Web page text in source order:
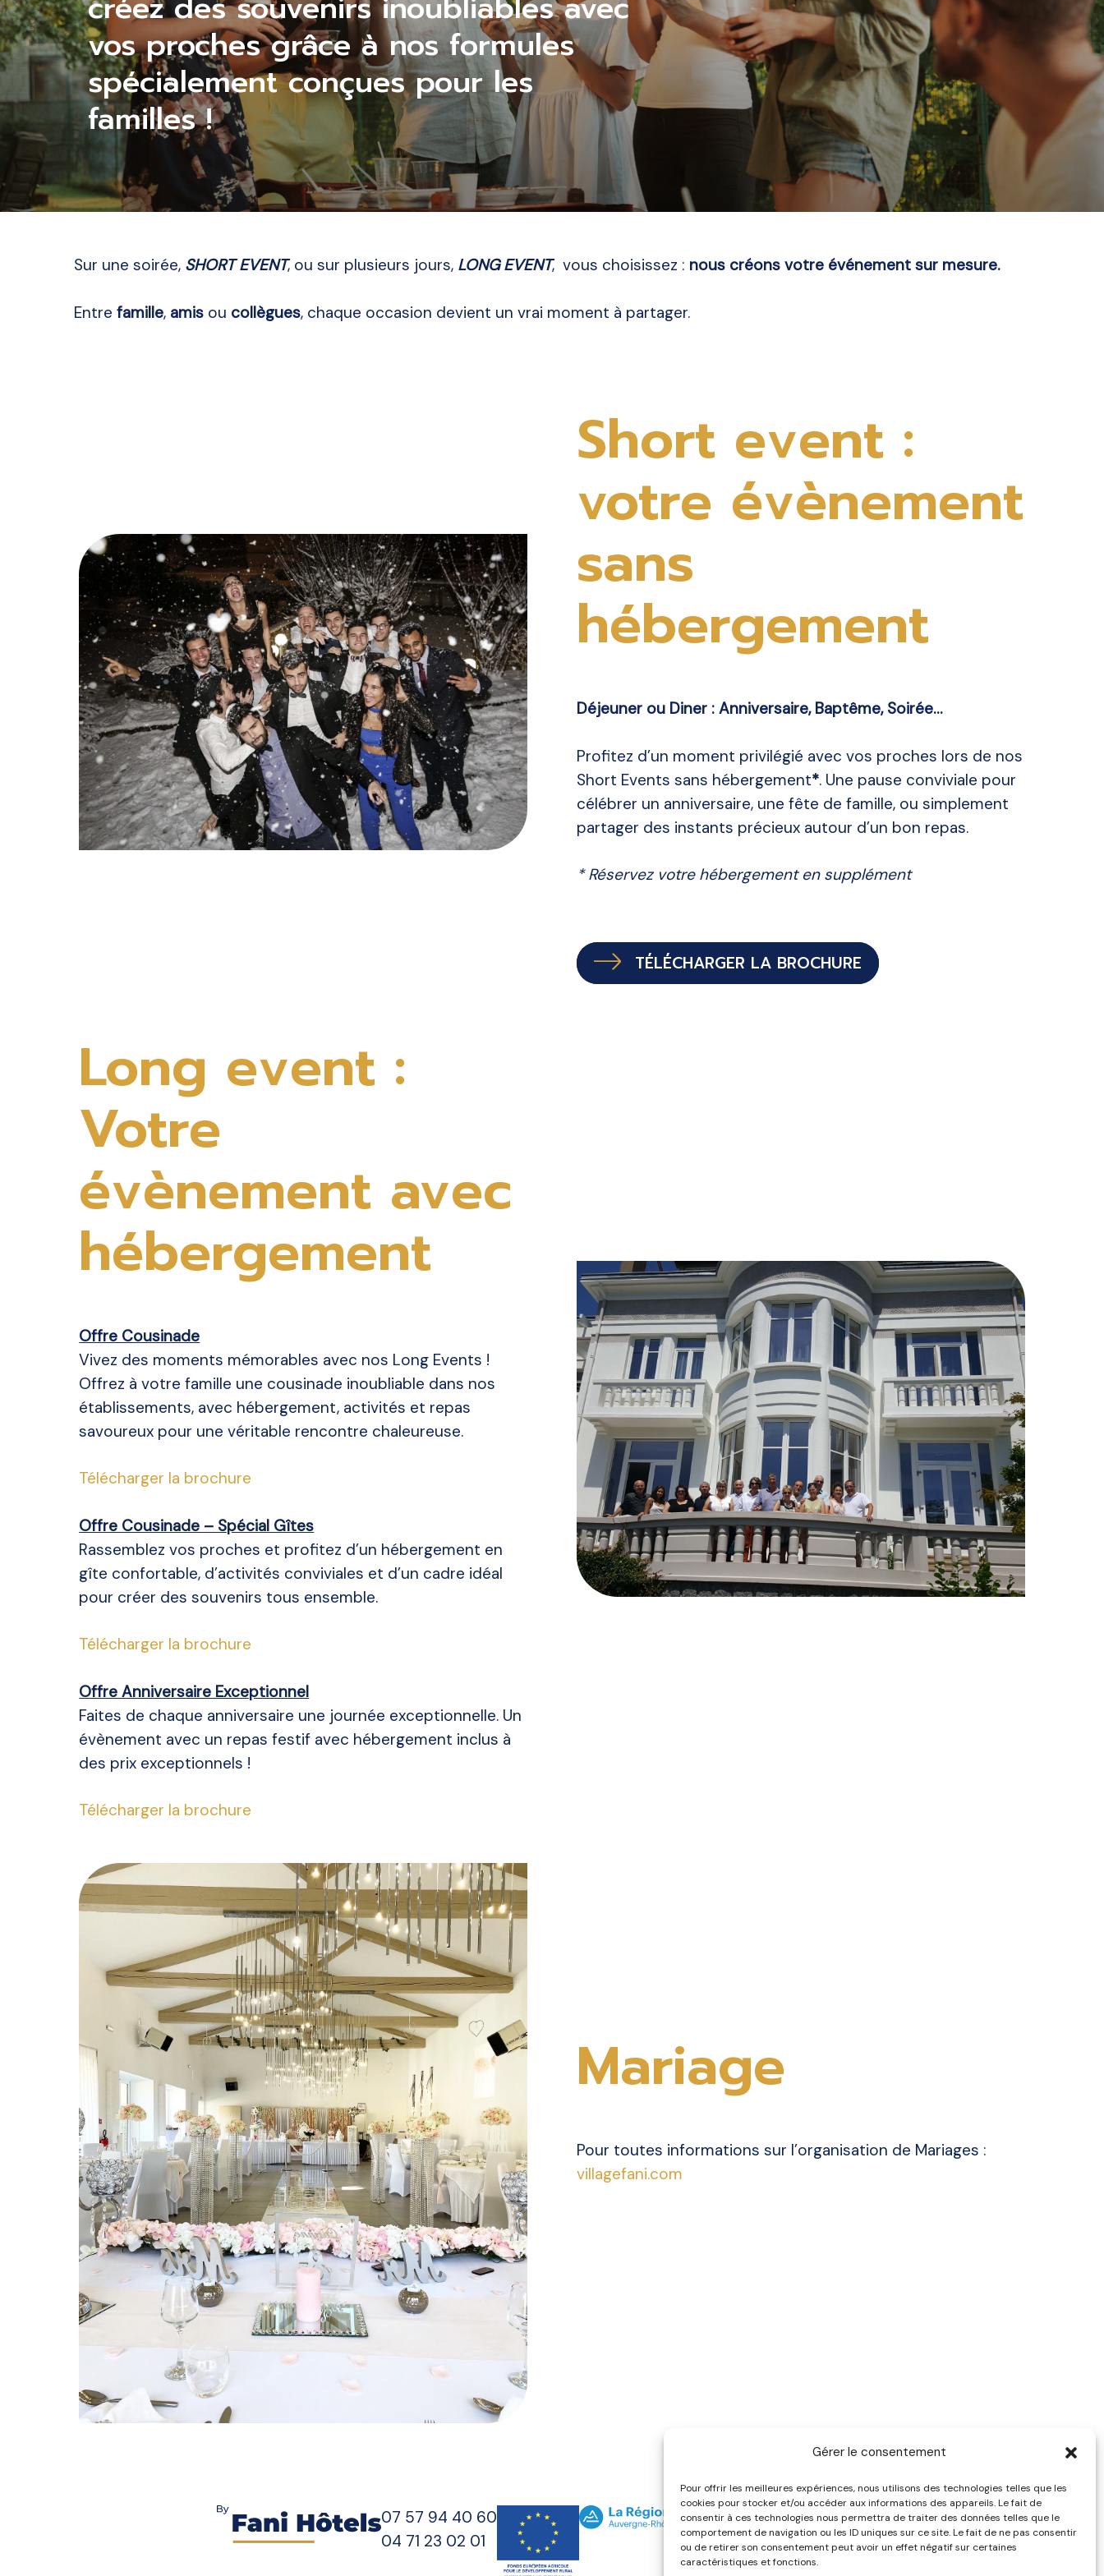
Gérer le consentement
Pour offrir les meilleures expériences, nous utilisons des technologies telles que les
cookies pour stocker et/ou accéder aux informations des appareils. Le fait de
consentir à ces technologies nous permettra de traiter des données telles que le
comportement de navigation ou les ID uniques sur ce site. Le fait de ne pas consentir
ou de retirer son consentement peut avoir un effet négatif sur certaines
caractéristiques et fonctions.
vos proches grâce à nos formules
spécialement conçues pour les
familles !
Sur une soirée, SHORT EVENT, ou sur plusieurs jours, LONG EVENT, vous choisissez : nous créons votre événement sur mesure.
Entre famille, amis ou collègues, chaque occasion devient un vrai moment à partager.
Short event :
votre évènement
sans
hébergement
Déjeuner ou Diner : Anniversaire, Baptême, Soirée…
Profitez d’un moment privilégié avec vos proches lors de nos
Short Events sans hébergement*. Une pause conviviale pour
célébrer un anniversaire, une fête de famille, ou simplement
partager des instants précieux autour d’un bon repas.
* Réservez votre hébergement en supplément
TÉLÉCHARGER LA BROCHURE
Long event :
Votre
évènement avec
hébergement
Offre Cousinade
Vivez des moments mémorables avec nos Long Events !
Offrez à votre famille une cousinade inoubliable dans nos
établissements, avec hébergement, activités et repas
savoureux pour une véritable rencontre chaleureuse.
Télécharger la brochure
Offre Cousinade – Spécial Gîtes
Rassemblez vos proches et profitez d’un hébergement en
gîte confortable, d’activités conviviales et d’un cadre idéal
pour créer des souvenirs tous ensemble.
Télécharger la brochure
Offre Anniversaire Exceptionnel
Faites de chaque anniversaire une journée exceptionnelle. Un
évènement avec un repas festif avec hébergement inclus à
des prix exceptionnels !
Télécharger la brochure
Mariage
Pour toutes informations sur l’organisation de Mariages :
villagefani.com
07 57 94 40 60
04 71 23 02 01